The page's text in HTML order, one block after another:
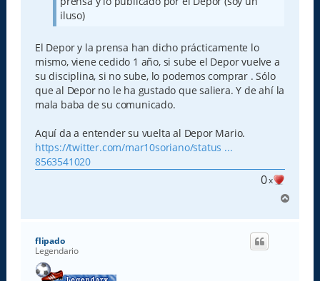
iluso)
El Depor y la prensa han dicho prácticamente lo
mismo, viene cedido 1 año, si sube el Depor vuelve a
su disciplina, si no sube, lo podemos comprar . Sólo
que al Depor no le ha gustado que saliera. Y de ahí la
mala baba de su comunicado.
Aquí da a entender su vuelta al Depor Mario.
https://twitter.com/mar10soriano/status ...
8563541020
0x
r
flipado
Legendario